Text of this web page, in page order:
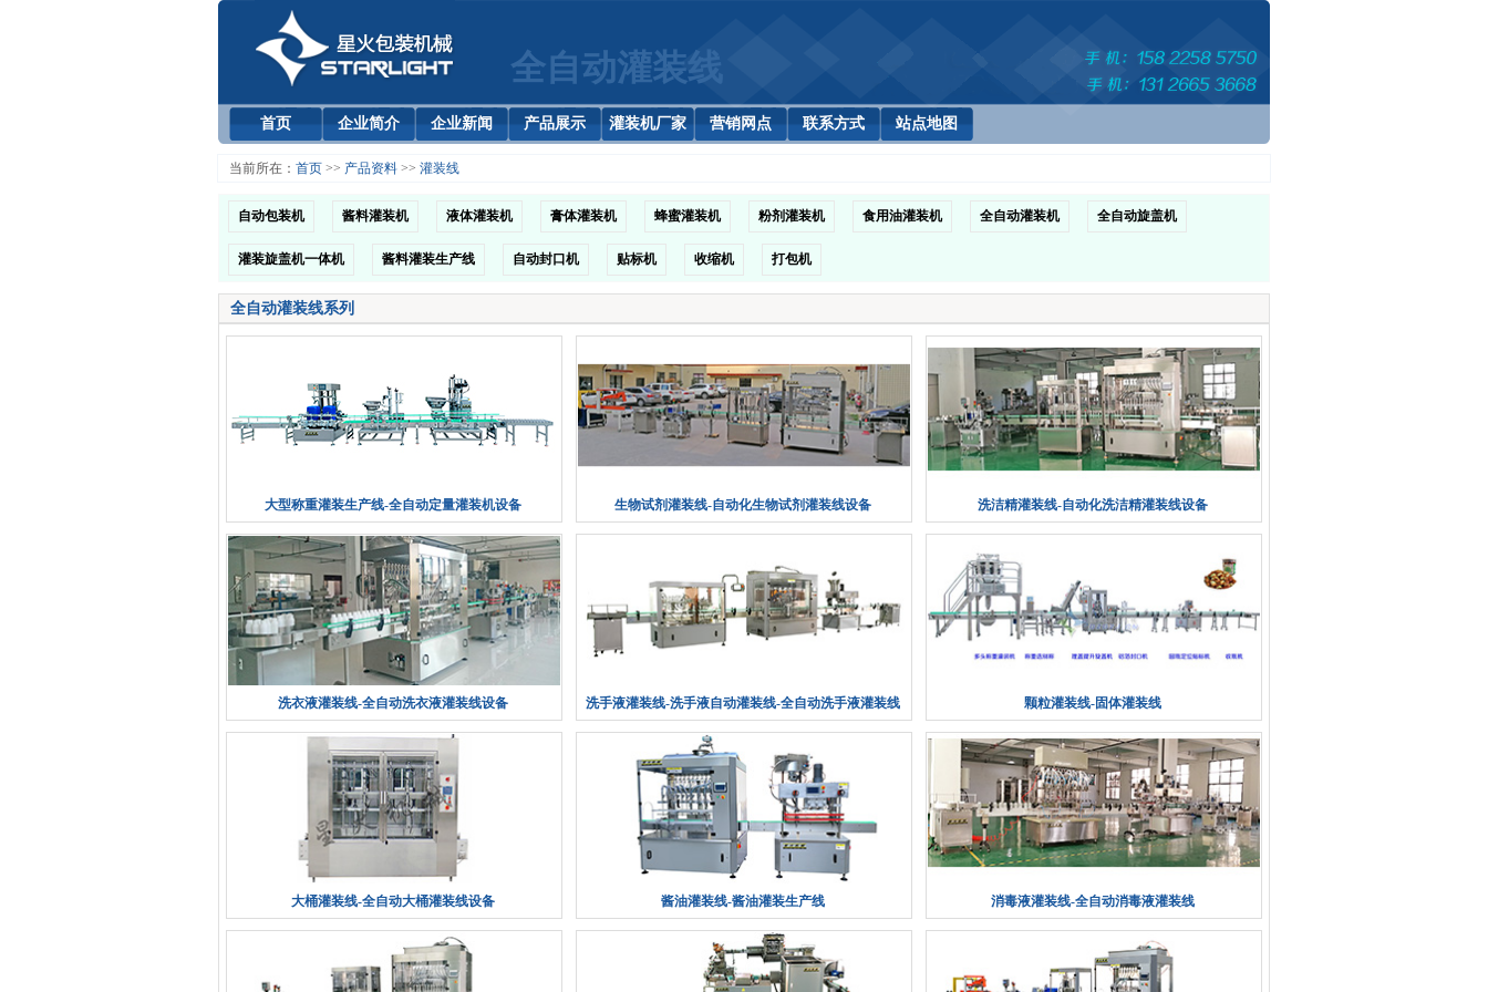
全自动灌装线
首页 企业简介 企业新闻 产品展示 灌装机厂家 营销网点 联系方式 站点地图
当前所在： 首页 >> 产品资料 >> 灌装线
自动包装机 酱料灌装机 液体灌装机 膏体灌装机 蜂蜜灌装机 粉剂灌装机 食用油灌装机 全自动灌装机 全自动旋盖机
灌装旋盖机一体机 酱料灌装生产线 自动封口机 贴标机 收缩机 打包机
全自动灌装线系列
大型称重灌装生产线-全自动定量灌装机设备 生物试剂灌装线-自动化生物试剂灌装线设备 洗洁精灌装线-自动化洗洁精灌装线设备
洗衣液灌装线-全自动洗衣液灌装线设备 洗手液灌装线-洗手液自动灌装线-全自动洗手液灌装线 颗粒灌装线-固体灌装线
大桶灌装线-全自动大桶灌装线设备 酱油灌装线-酱油灌装生产线 消毒液灌装线-全自动消毒液灌装线